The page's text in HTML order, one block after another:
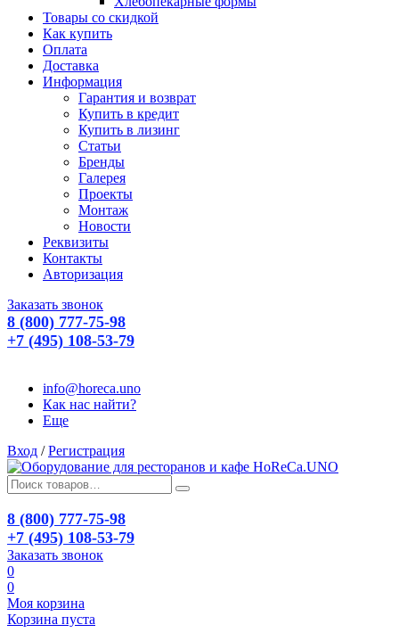
Товары со скидкой
Как купить
Оплата
Доставка
Информация
Гарантия и возврат
Купить в кредит
Купить в лизинг
Статьи
Бренды
Галерея
Проекты
Монтаж
Новости
Реквизиты
Контакты
Авторизация
Заказать звонок
8 (800) 777-75-98
+7 (495) 108-53-79
info@horeca.uno
Как нас найти?
Еще
Вход / Регистрация
8 (800) 777-75-98
+7 (495) 108-53-79
Заказать звонок
0
0
Моя корзина
Корзина пуста